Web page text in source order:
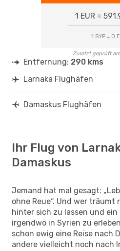
1 EUR =
1 SYP = 0
Zuletzt geprüft
Entfernung: 290 kms
Larnaka Flughäfen
Damaskus Flughäfen
Ihr Flug von
Damaskus
Jemand hat mal gesagt:
ohne Reue“. Und wer träumt
hinter sich zu lassen und
irgendwo in Syrien zu
schon ewig eine Reise nach
andere vielleicht noch nach